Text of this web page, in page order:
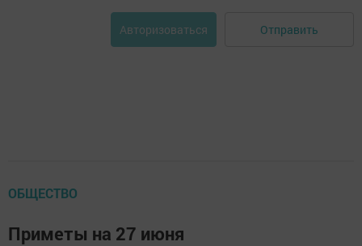
Авторизоваться Отправить
ОБЩЕСТВО
Приметы на 27 июня